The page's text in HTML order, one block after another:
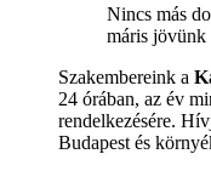
Nincs más
máris jövünk
Szakembereink a
24 órában, az év
rendelkezésére.
Budapest és